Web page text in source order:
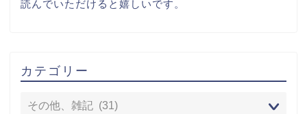
読んでいただけると嬉しいです。
カテゴリー